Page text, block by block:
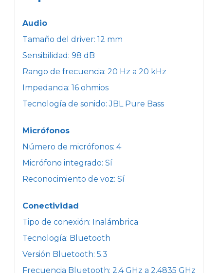
Audio
Tamaño del driver: 12 mm
Sensibilidad: 98 dB
Rango de frecuencia: 20 Hz a 20 kHz
Impedancia: 16 ohmios
Tecnología de sonido: JBL Pure Bass
Micrófonos
Número de micrófonos: 4
Micrófono integrado: Sí
Reconocimiento de voz: Sí
Conectividad
Tipo de conexión: Inalámbrica
Tecnología: Bluetooth
Versión Bluetooth: 5.3
Frecuencia Bluetooth: 2,4 GHz a 2,4835 GHz